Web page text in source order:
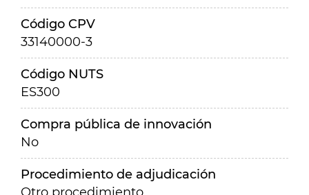
Código CPV
33140000-3
Código NUTS
ES300
Compra pública de innovación
No
Procedimiento de adjudicación